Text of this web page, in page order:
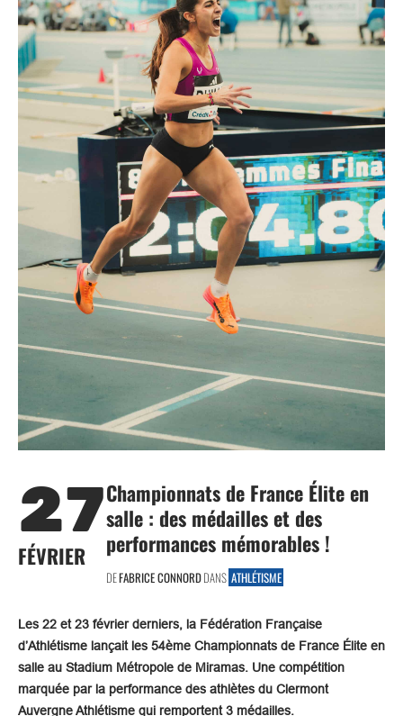
27
FÉVRIER
Championnats de France Élite en
salle : des médailles et des
performances mémorables !
DEFABRICE CONNORDDANS ATHLÉTISME
Les 22 et 23 février derniers, la Fédération Française
d’Athlétisme lançait les 54ème Championnats de France Élite en
salle au Stadium Métropole de Miramas. Une compétition
marquée par la performance des athlètes du Clermont
Auvergne Athlétisme qui remportent 3 médailles.